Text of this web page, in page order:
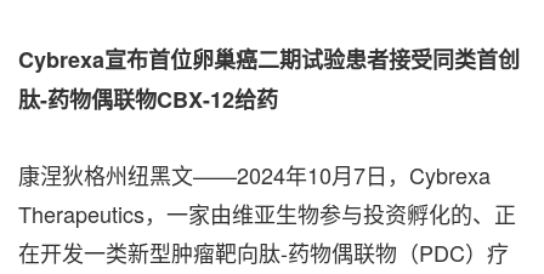
Cybrexa宣布首位卵巢癌二期试验患者接受同类首创
肽-药物偶联物CBX-12给药
康涅狄格州纽黑文——2024年10月7日，Cybrexa
Therapeutics，一家由维亚生物参与投资孵化的、正
在开发一类新型肿瘤靶向肽-药物偶联物（PDC）疗